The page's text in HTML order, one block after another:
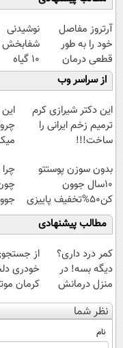
آرتروز مفاصل
خود را به طور
قطعی درمان
کنید!
◗پرسش‌نامه◖
نوشیدنی
شفابخش
10 گیاه
امشب)
از سراسر وب
این دکتر شیرازی کرم
ترمیم زخم ایرانی را
ساخت!!!
بدون سوزن پوستتو
10سال جوون
کن50%تخفیف پاییزی
۴۰٪تخفیف
مطالب پیشنهادی
کمر درد داری؟
دیگه بسه! در
منزل درمانش
کن
(◀پرسش‌نامه)
از
خودری
کرمان
فروش
ساده،
نظر شما
نام